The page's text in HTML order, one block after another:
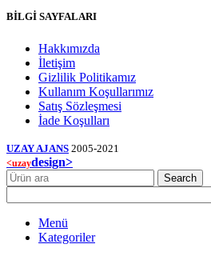
BİLGİ SAYFALARI
Hakkımızda
İletişim
Gizlilik Politikamız
Kullanım Koşullarımız
Satış Sözleşmesi
İade Koşulları
UZAY AJANS 2005-2021
<uzaydesign>
Search
Menü
Kategoriler